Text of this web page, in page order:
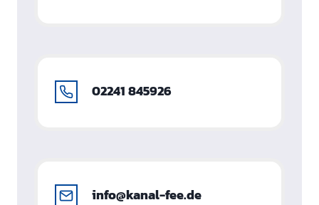
02241 845926
info@kanal-fee.de